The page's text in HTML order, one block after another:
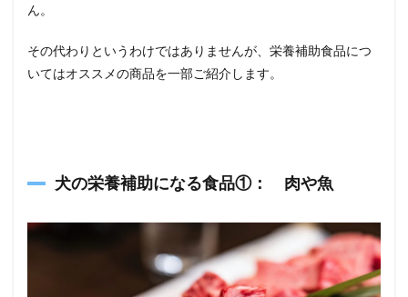
ん。
その代わりというわけではありませんが、栄養補助食品につ
いてはオススメの商品を一部ご紹介します。
犬の栄養補助になる食品①： 肉や魚